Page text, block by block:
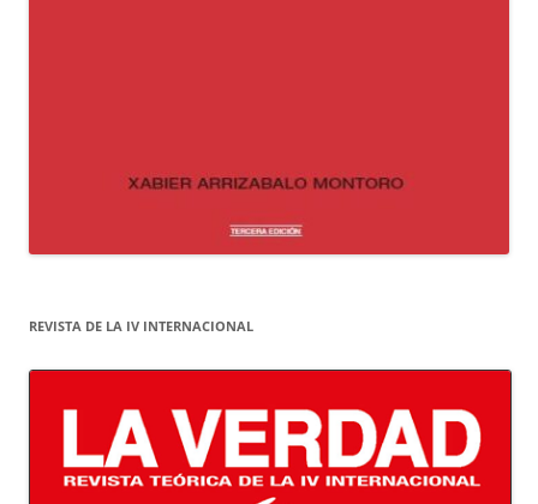
REVISTA DE LA IV INTERNACIONAL